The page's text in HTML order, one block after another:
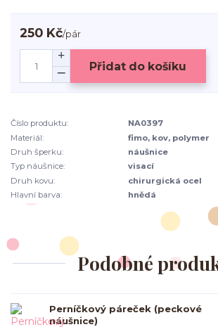
250 Kč/pár
Přidat do košíku
Číslo produktu:
NA0397
Materiál:
fimo, kov, polymer
Druh šperku:
náušnice
Typ náušnice:
visací
Druh kovu:
chirurgická ocel
Hlavní barva:
hnědá
Podobné
Perníčkový páreček (peckové
náušnice)